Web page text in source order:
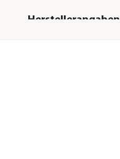
Herstellerangaben